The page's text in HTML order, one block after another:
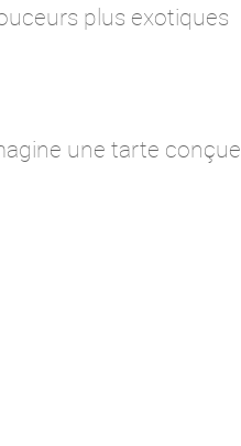
plus exotiques
une tarte conçue